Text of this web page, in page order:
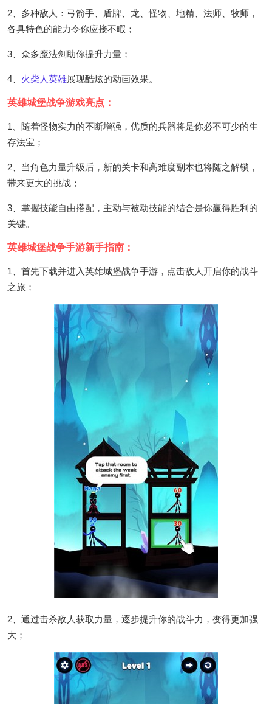
2、多种敌人：弓箭手、盾牌、龙、怪物、地精、法师、牧师，
各具特色的能力令你应接不暇；
3、众多魔法剑助你提升力量；
4、 火柴人英雄展现酷炫的动画效果。
英雄城堡战争游戏亮点：
1、随着怪物实力的不断增强，优质的兵器将是你必不可少的生
存法宝；
2、当角色力量升级后，新的关卡和高难度副本也将随之解锁，
带来更大的挑战；
3、掌握技能自由搭配，主动与被动技能的结合是你赢得胜利的
关键。
英雄城堡战争手游新手指南：
1、首先下载并进入英雄城堡战争手游，点击敌人开启你的战斗
之旅；
2、通过击杀敌人获取力量，逐步提升你的战斗力，变得更加强
大；